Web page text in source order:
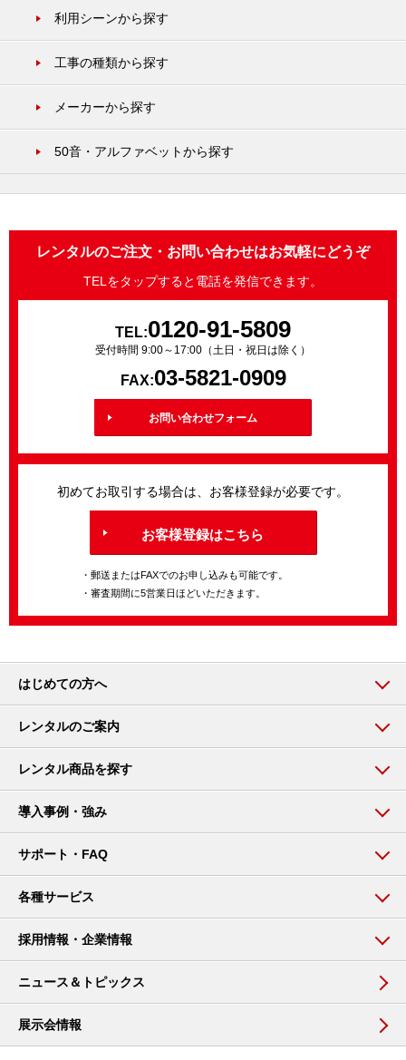
利用シーンから探す
工事の種類から探す
メーカーから探す
50音・アルファベットから探す
レンタルのご注文・お問い合わせはお気軽にどうぞ
TELをタップすると電話を発信できます。
TEL:0120-91-5809
受付時間 9:00～17:00（土日・祝日は除く）
FAX:03-5821-0909
お問い合わせフォーム
初めてお取引する場合は、お客様登録が必要です。
お客様登録はこちら
・郵送またはFAXでのお申し込みも可能です。
・審査期間に5営業日ほどいただきます。
はじめての方へ
レンタルのご案内
レンタル商品を探す
導入事例・強み
サポート・FAQ
各種サービス
採用情報・企業情報
ニュース＆トピックス
展示会情報